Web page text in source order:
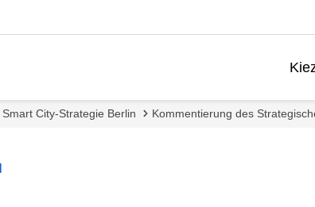
Smart City-Strategie Berlin Kommentierung des